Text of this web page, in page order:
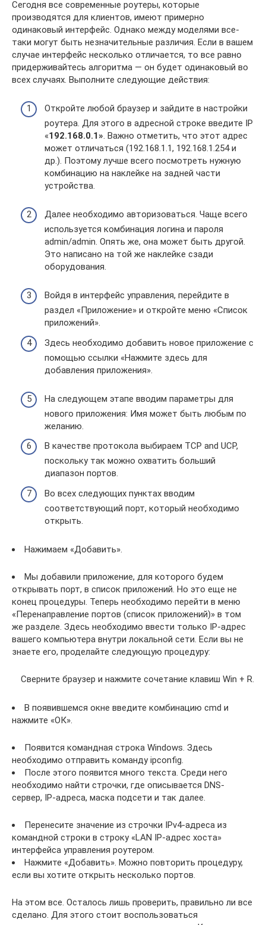
Сегодня все современные роутеры, которые
производятся для клиентов, имеют примерно
одинаковый интерфейс. Однако между моделями все-
таки могут быть незначительные различия. Если в вашем
случае интерфейс несколько отличается, то все равно
придерживайтесь алгоритма — он будет одинаковый во
всех случаях. Выполните следующие действия:
Откройте любой браузер и зайдите в настройки
роутера. Для этого в адресной строке введите IP
«192.168.0.1». Важно отметить, что этот адрес
может отличаться (192.168.1.1, 192.168.1.254 и
др.). Поэтому лучше всего посмотреть нужную
комбинацию на наклейке на задней части
устройства.
Далее необходимо авторизоваться. Чаще всего
используется комбинация логина и пароля
admin/admin. Опять же, она может быть другой.
Это написано на той же наклейке сзади
оборудования.
Войдя в интерфейс управления, перейдите в
раздел «Приложение» и откройте меню «Список
приложений».
Здесь необходимо добавить новое приложение с
помощью ссылки «Нажмите здесь для
добавления приложения».
На следующем этапе вводим параметры для
нового приложения: Имя может быть любым по
желанию.
В качестве протокола выбираем TCP and UCP,
поскольку так можно охватить больший
диапазон портов.
Во всех следующих пунктах вводим
соответствующий порт, который необходимо
открыть.
Нажимаем «Добавить».
Мы добавили приложение, для которого будем
открывать порт, в список приложений. Но это еще не
конец процедуры. Теперь необходимо перейти в меню
«Перенаправление портов (список приложений)» в том
же разделе. Здесь необходимо ввести только IP-адрес
вашего компьютера внутри локальной сети. Если вы не
знаете его, проделайте следующую процедуру:
Сверните браузер и нажмите сочетание клавиш Win + R.
В появившемся окне введите комбинацию cmd и
нажмите «ОК».
Появится командная строка Windows. Здесь
необходимо отправить команду ipconfig.
После этого появится много текста. Среди него
необходимо найти строчки, где описывается DNS-
сервер, IP-адреса, маска подсети и так далее.
Перенесите значение из строчки IPv4-адреса из
командной строки в строку «LAN IP-адрес хоста»
интерфейса управления роутером.
Нажмите «Добавить». Можно повторить процедуру,
если вы хотите открыть несколько портов.
На этом все. Осталось лишь проверить, правильно ли все
сделано. Для этого стоит воспользоваться